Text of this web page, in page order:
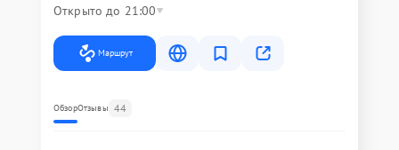
Открыто до 21:00
Маршрут
ОбзорОтзывы 44